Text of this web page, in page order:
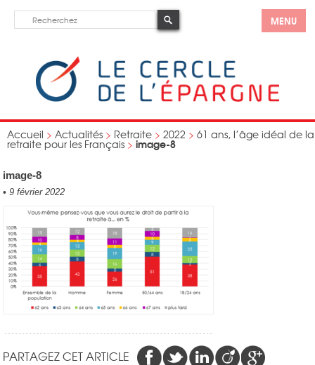
MENU
Accueil > Actualités > Retraite > 2022 > 61 ans, l’âge idéal de la
retraite pour les Français > image-8
image-8
• 9 février 2022
PARTAGEZ CET ARTICLE